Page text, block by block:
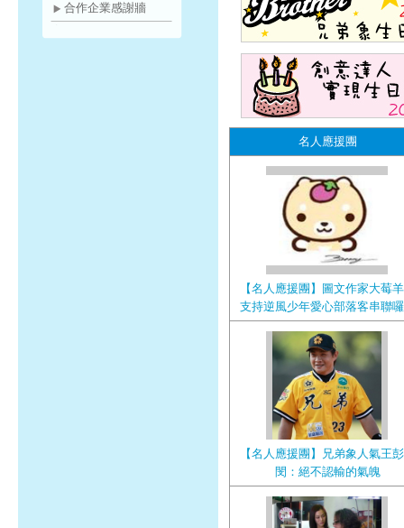
合作企業感謝牆
名人應援團
【名人應援團】圖文作家大莓
支持逆風少年愛心部落客串聯
【名人應援團】兄弟象人氣王
閔：絕不認輸的氣魄